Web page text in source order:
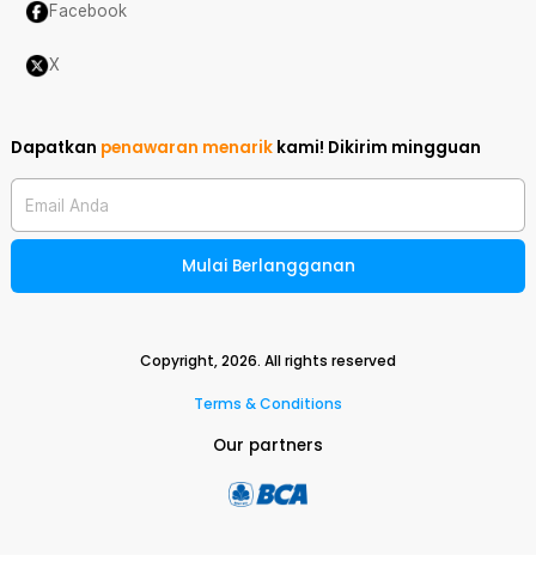
Facebook
X
Dapatkan penawaran menarik kami! Dikirim mingguan
Email Anda
Mulai Berlangganan
Copyright,2026. All rights reserved
Terms & Conditions
Our partners